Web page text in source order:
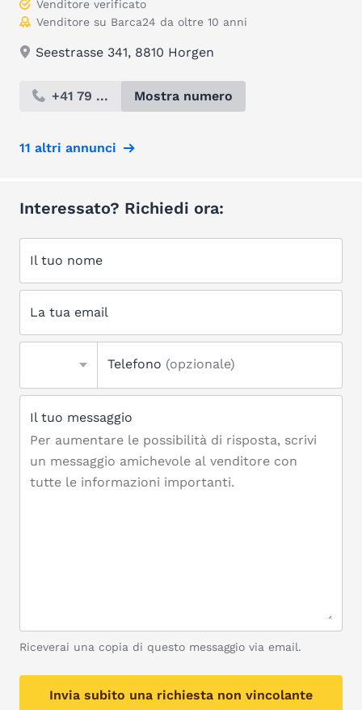
Venditore verificato
Venditore su Barca24 da oltre 10 anni
Seestrasse 341, 8810 Horgen
+41 79 ... Mostra numero
11 altri annunci
Interessato? Richiedi ora:
Il tuo nome
La tua email
Telefono (opzionale)
Il tuo messaggio
Riceverai una copia di questo messaggio via email.
Invia subito una richiesta non vincolante